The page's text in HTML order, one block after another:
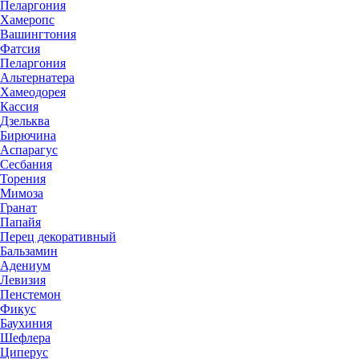
Пеларгония
Хамеропс
Вашингтония
Фатсия
Пеларгония
Альтернатера
Хамеодорея
Кассия
Дзельква
Бирючина
Аспарагус
Сесбания
Торения
Мимоза
Гранат
Папайя
Перец декоративный
Бальзамин
Адениум
Левизия
Пенстемон
Фикус
Баухиния
Шефлера
Циперус